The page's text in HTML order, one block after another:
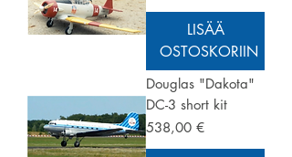
LISÄÄ
OSTOSKORIIN
Douglas "Dakota"
DC-3 short kit
Hinta
538,00 €